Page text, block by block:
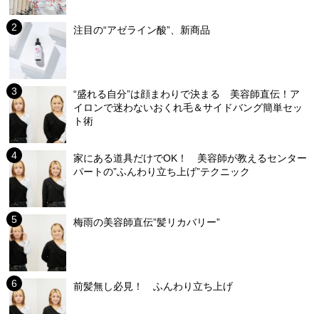
注目の“アゼライン酸”、新商品
“盛れる自分”は顔まわりで決まる 美容師直伝！ア
イロンで迷わないおくれ毛＆サイドバング簡単セッ
ト術
家にある道具だけでOK！ 美容師が教えるセンター
パートの”ふんわり立ち上げ”テクニック
梅雨の美容師直伝”髪リカバリー”
前髪無し必見！ ふんわり立ち上げ